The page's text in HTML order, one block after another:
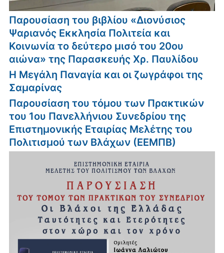
Παρουσίαση του βιβλίου «Διονύσιος
Ψαριανός Εκκλησία Πολιτεία και
Κοινωνία το δεύτερο μισό του 20ου
αιώνα» της Παρασκευής Χρ. Παυλίδου
Η Μεγάλη Παναγία και οι ζωγράφοι της
Σαμαρίνας
Παρουσίαση του τόμου των Πρακτικών
του 1ου Πανελλήνιου Συνεδρίου της
Επιστημονικής Εταιρίας Μελέτης του
Πολιτισμού των Βλάχων (ΕΕΜΠΒ)